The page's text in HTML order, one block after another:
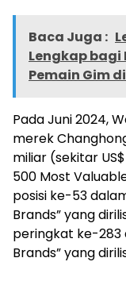
Baca Juga :
Lengkap bagi
Pemain Gim di
Pada Juni 2024,
merek
miliar (sekitar
500 Most
posisi ke-53
Brands” yang
peringkat ke-283
Brands” yang